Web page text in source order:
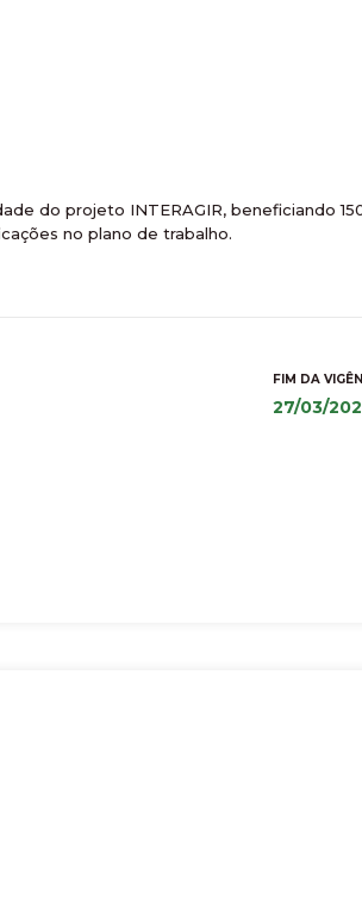
do projeto INTERAGIR, beneficiando
no plano de trabalho.
FIM DA
27/03/